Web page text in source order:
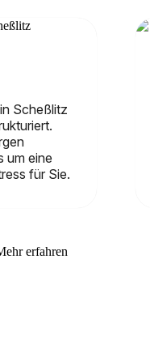
Scheßlitz
um eine
für Sie.
erfahren